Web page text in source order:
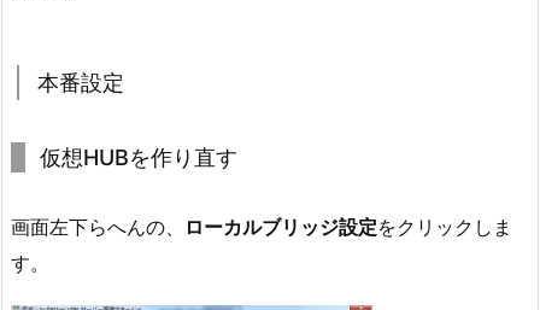
本番設定
仮想HUBを作り直す
画面左下らへんの、 ローカルブリッジ設定をクリックしま
す。